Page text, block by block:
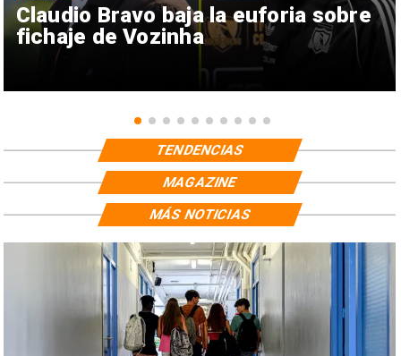
Claudio Bravo baja la euforia sobre
fichaje de Vozinha
TENDENCIAS
MAGAZINE
MÁS NOTICIAS